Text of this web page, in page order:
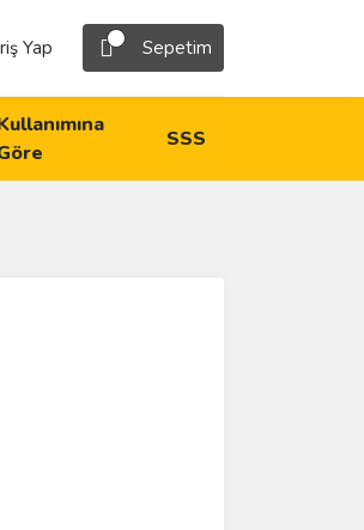
Yap Sepetim
SSS